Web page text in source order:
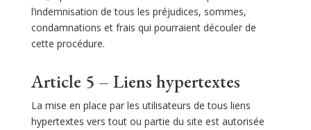
l’indemnisation de tous les préjudices, sommes,
condamnations et frais qui pourraient découler de
cette procédure.
Article 5 – Liens hypertextes
La mise en place par les utilisateurs de tous liens
hypertextes vers tout ou partie du site est autorisée